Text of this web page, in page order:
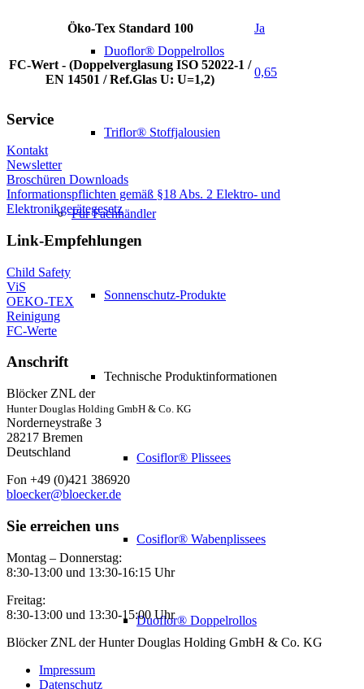
Duoflor® Doppelrollos
Triflor® Stoffjalousien
Für Fachhändler
Sonnenschutz-Produkte
Technische Produktinformationen
Cosiflor® Plissees
Cosiflor® Wabenplissees
Duoflor® Doppelrollos
Öko-Tex Standard 100 Ja
FC-Wert - (Doppelverglasung ISO 52022-1 /
EN 14501 / Ref.Glas U: U=1,2)
0,65
Service
Kontakt
Newsletter
Broschüren Downloads
Informationspflichten gemäß §18 Abs. 2 Elektro- und
Elektronikgerätegesetz
Link-Empfehlungen
Child Safety
ViS
OEKO-TEX
Reinigung
FC-Werte
Anschrift
Blöcker ZNL der
Hunter Douglas Holding GmbH & Co. KG
Norderneystraße 3
28217 Bremen
Deutschland
Fon +49 (0)421 386920
bloecker@bloecker.de
Sie erreichen uns
Montag – Donnerstag:
8:30-13:00 und 13:30-16:15 Uhr
Freitag:
8:30-13:00 und 13:30-15:00 Uhr
Blöcker ZNL der Hunter Douglas Holding GmbH & Co. KG
Impressum
Datenschutz